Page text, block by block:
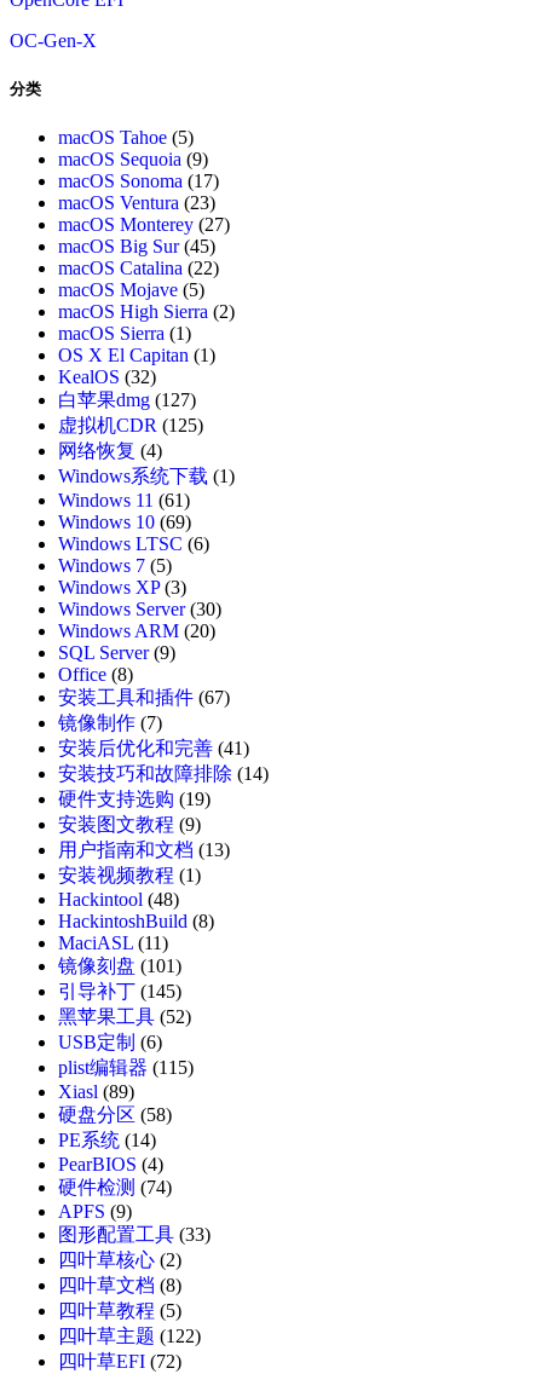
OC-Gen-X
分类
macOS Tahoe (5)
macOS Sequoia (9)
macOS Sonoma (17)
macOS Ventura (23)
macOS Monterey (27)
macOS Big Sur(45)
macOS Catalina (22)
macOS Mojave (5)
macOS High Sierra (2)
macOS Sierra (1)
OS X El Capitan (1)
KealOS (32)
白苹果dmg (127)
虚拟机CDR (125)
网络恢复 (4)
Windows系统下载 (1)
Windows 11 (61)
Windows 10 (69)
Windows LTSC (6)
Windows 7 (5)
Windows XP(3)
Windows Server(30)
Windows ARM (20)
SQL Server(9)
Office (8)
安装工具和插件 (67)
镜像制作 (7)
安装后优化和完善 (41)
安装技巧和故障排除 (14)
硬件支持选购 (19)
安装图文教程 (9)
用户指南和文档 (13)
安装视频教程 (1)
Hackintool (48)
HackintoshBuild (8)
MaciASL (11)
镜像刻盘 (101)
引导补丁 (145)
黑苹果工具 (52)
USB定制 (6)
plist编辑器 (115)
Xiasl (89)
硬盘分区 (58)
PE系统 (14)
PearBIOS (4)
硬件检测 (74)
APFS (9)
图形配置工具 (33)
四叶草核心 (2)
四叶草文档 (8)
四叶草教程 (5)
四叶草主题 (122)
四叶草EFI (72)